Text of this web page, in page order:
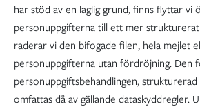
har stöd av en laglig grund, finns flyttar vi
personuppgifterna till ett mer
raderar vi den bifogade filen, hela mejlet
personuppgifterna utan fördröjning. Den
personuppgiftsbehandlingen,
omfattas då av gällande dataskyddregler.